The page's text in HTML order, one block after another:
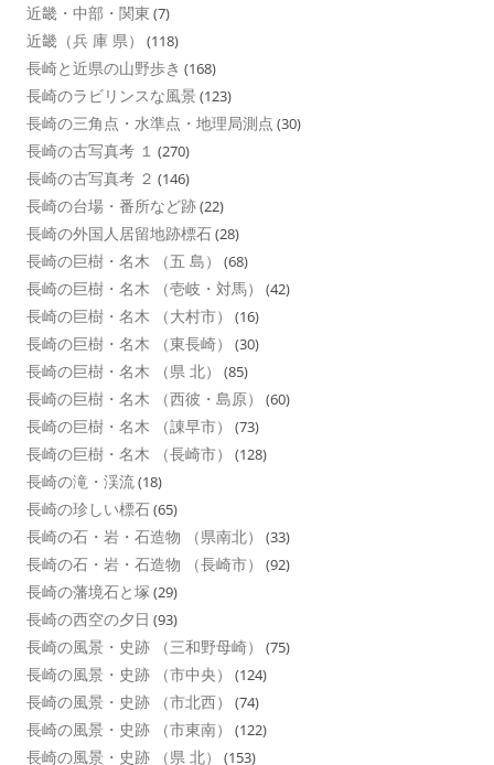
近畿・中部・関東 (7)
近畿（兵 庫 県） (118)
長崎と近県の山野歩き (168)
長崎のラビリンスな風景 (123)
長崎の三角点・水準点・地理局測点 (30)
長崎の古写真考 １ (270)
長崎の古写真考 ２ (146)
長崎の台場・番所など跡(22)
長崎の外国人居留地跡標石(28)
長崎の巨樹・名木 （五 島） (68)
長崎の巨樹・名木 （壱岐・対馬） (42)
長崎の巨樹・名木 （大村市） (16)
長崎の巨樹・名木 （東長崎） (30)
長崎の巨樹・名木 （県 北） (85)
長崎の巨樹・名木 （西彼・島原） (60)
長崎の巨樹・名木 （諌早市） (73)
長崎の巨樹・名木 （長崎市） (128)
長崎の滝・渓流(18)
長崎の珍しい標石(65)
長崎の石・岩・石造物 （県南北） (33)
長崎の石・岩・石造物 （長崎市） (92)
長崎の藩境石と塚 (29)
長崎の西空の夕日 (93)
長崎の風景・史跡 （三和野母崎） (75)
長崎の風景・史跡 （市中央） (124)
長崎の風景・史跡 （市北西） (74)
長崎の風景・史跡 （市東南） (122)
長崎の風景・史跡 （県 北） (153)